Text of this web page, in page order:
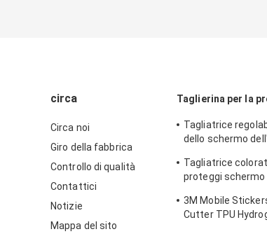
circa
Circa noi
Giro della fabbrica
Controllo di qualità
Contattici
Notizie
Mappa del sito
Taglierina per la
Tagliatrice
dello schermo
Tagliatrice
proteggi schermo
3M Mobile
Cutter TPU